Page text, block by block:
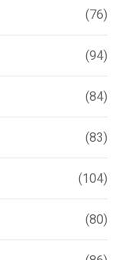
(76)
(94)
(84)
(83)
(104)
(80)